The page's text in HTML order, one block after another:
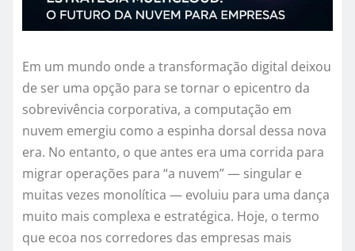
Em um mundo onde a transformação digital deixou
de ser uma opção para se tornar o epicentro da
sobrevivência corporativa, a computação em
nuvem emergiu como a espinha dorsal dessa nova
era. No entanto, o que antes era uma corrida para
migrar operações para “a nuvem” — singular e
muitas vezes monolítica — evoluiu para uma dança
muito mais complexa e estratégica. Hoje, o termo
que ecoa nos corredores das empresas mais